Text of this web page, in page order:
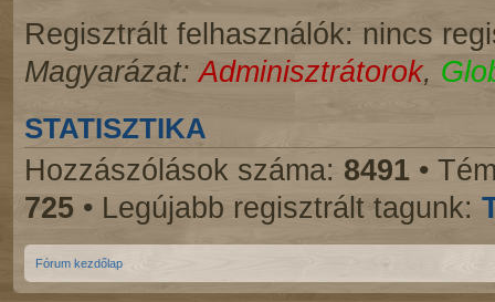
Regisztrált felhasználók: nincs
Magyarázat:Adminisztrátorok,
STATISZTIKA
Hozzászólások száma: 8491 •
725 • Legújabb regisztrált tagunk:
Fórum kezdőlap